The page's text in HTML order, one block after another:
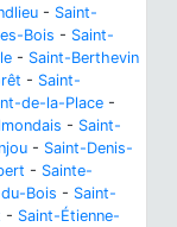
- Saint-
Bois - Saint-
- Saint-Berthevin
- Saint-
de-la-Place -
- Saint-
- Saint-Denis-
- Sainte-
Bois - Saint-
- Saint-Étienne-